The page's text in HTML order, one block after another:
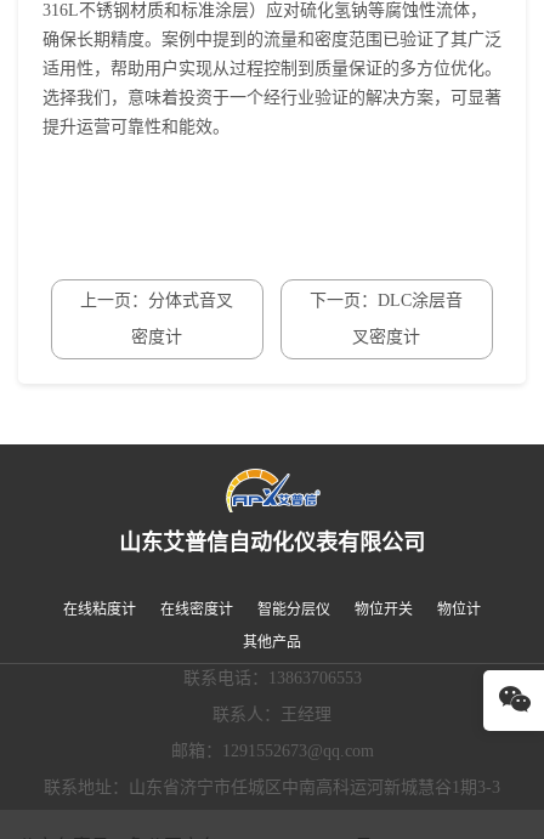
316L不锈钢材质和标准涂层）应对硫化氢钠等腐蚀性流体，
确保长期精度。案例中提到的流量和密度范围已验证了其广泛
适用性，帮助用户实现从过程控制到质量保证的多方位优化。
选择我们，意味着投资于一个经行业验证的解决方案，可显著
提升运营可靠性和能效。
上一页：分体式音叉
密度计
下一页：DLC涂层音
叉密度计
山东艾普信自动化仪表有限公司
在线粘度计 在线密度计 智能分层仪 物位开关
物位计
其他产品
联系电话：13863706553
联系人：王经理
邮箱：1291552673@qq.com
联系地址：山东省济宁市任城区中南高科运河新城慧谷1期3-3